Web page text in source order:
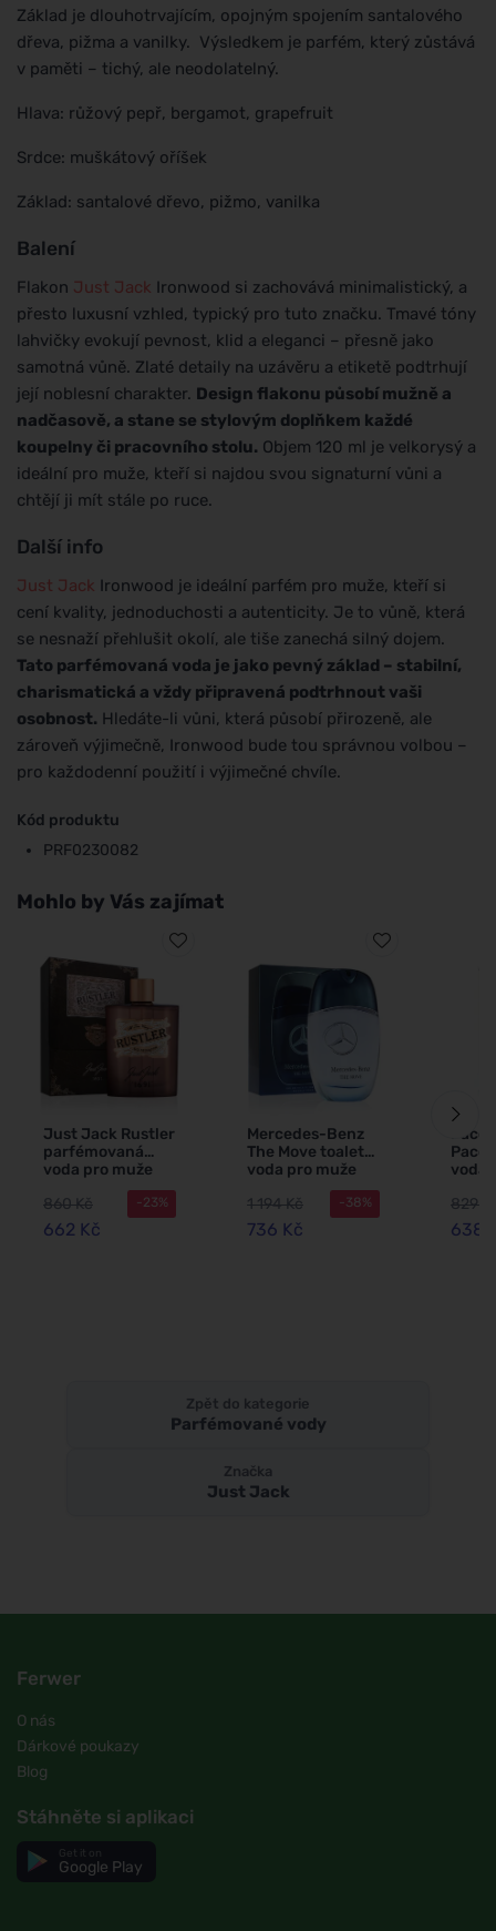
Základ je dlouhotrvajícím, opojným spojením santalového
dřeva, pižma a vanilky. Výsledkem je parfém, který zůstává
v paměti – tichý, ale neodolatelný.
Hlava: růžový pepř, bergamot, grapefruit
Srdce: muškátový oříšek
Základ: santalové dřevo, pižmo, vanilka
Balení
Flakon Just Jack Ironwood si zachovává minimalistický, a
přesto luxusní vzhled, typický pro tuto značku. Tmavé tóny
lahvičky evokují pevnost, klid a eleganci – přesně jako
samotná vůně. Zlaté detaily na uzávěru a etiketě podtrhují
její noblesní charakter. Design flakonu působí mužně a
nadčasově, a stane se stylovým doplňkem každé
koupelny či pracovního stolu. Objem 120 ml je velkorysý a
ideální pro muže, kteří si najdou svou signaturní vůni a
chtějí ji mít stále po ruce.
Další info
Just Jack Ironwood je ideální parfém pro muže, kteří si
cení kvality, jednoduchosti a autenticity. Je to vůně, která
se nesnaží přehlušit okolí, ale tiše zanechá silný dojem.
Tato parfémovaná voda je jako pevný základ – stabilní,
charismatická a vždy připravená podtrhnout vaši
osobnost. Hledáte-li vůni, která působí přirozeně, ale
zároveň výjimečně, Ironwood bude tou správnou volbou –
pro každodenní použití i výjimečné chvíle.
Kód produktu
PRF0230082
Mohlo by Vás zajímat
Just Jack Rustler
parfémovaná
voda pro muže
860 Kč
662 Kč
-23%
Mercedes-Benz
The Move toaletní
voda pro muže
1 194 Kč
736 Kč
-38%
Paco
voda
829
638
Zpět do kategorie
Parfémované vody
Značka
Just Jack
Ferwer
O nás
Dárkové poukazy
Blog
Stáhněte si aplikaci
Google Play